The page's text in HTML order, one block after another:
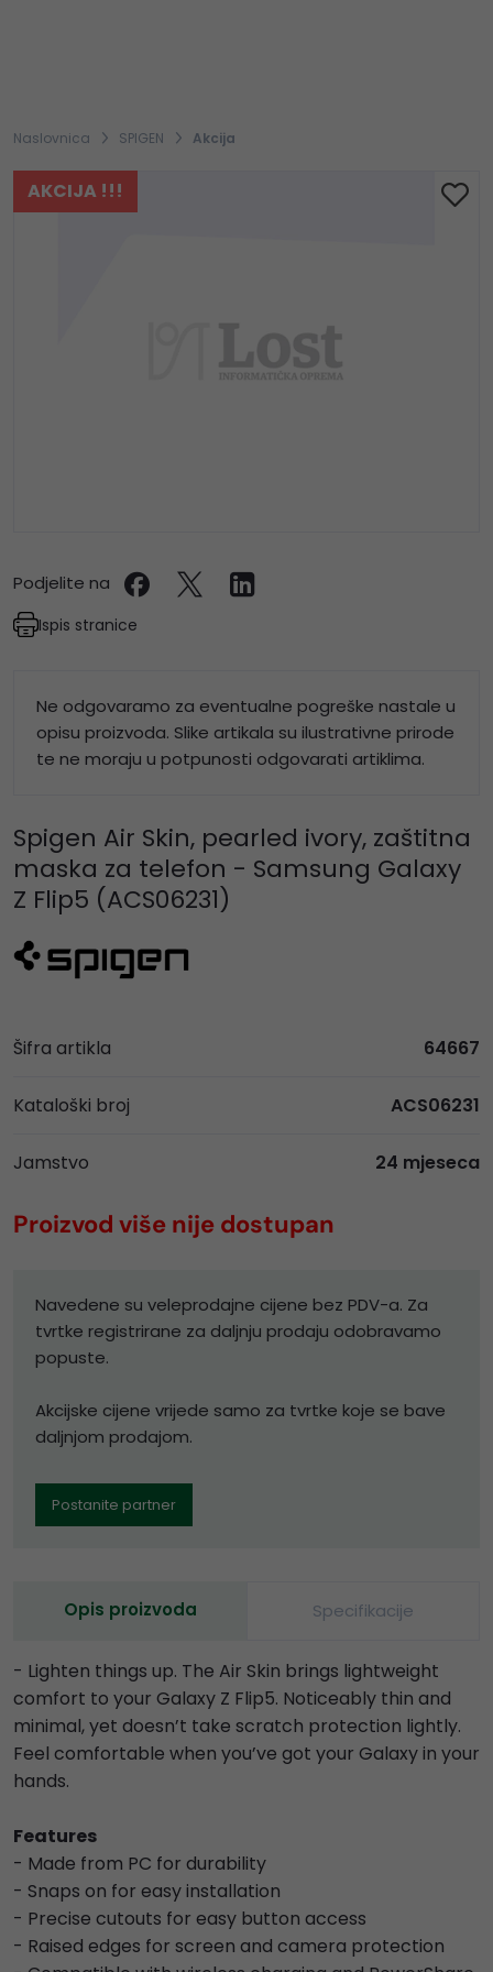
Naslovnica SPIGEN Akcija
AKCIJA !!!
Podjelite na
Ispis stranice
Ne odgovaramo za eventualne pogreške nastale u
opisu proizvoda. Slike artikala su ilustrativne prirode
te ne moraju u potpunosti odgovarati artiklima.
Spigen Air Skin, pearled ivory, zaštitna
maska za telefon - Samsung Galaxy
Z Flip5 (ACS06231)
Šifra artikla 64667
Kataloški broj ACS06231
Jamstvo 24 mjeseca
Proizvod više nije dostupan
Navedene su veleprodajne cijene bez PDV-a. Za
tvrtke registrirane za daljnju prodaju odobravamo
popuste.
Akcijske cijene vrijede samo za tvrtke koje se bave
daljnjom prodajom.
Postanite partner
Opis proizvoda Specifikacije
- Lighten things up. The Air Skin brings lightweight
comfort to your Galaxy Z Flip5. Noticeably thin and
minimal, yet doesn’t take scratch protection lightly.
Feel comfortable when you’ve got your Galaxy in your
hands.
Features
- Made from PC for durability
- Snaps on for easy installation
- Precise cutouts for easy button access
- Raised edges for screen and camera protection